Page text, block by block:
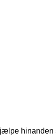
hinanden